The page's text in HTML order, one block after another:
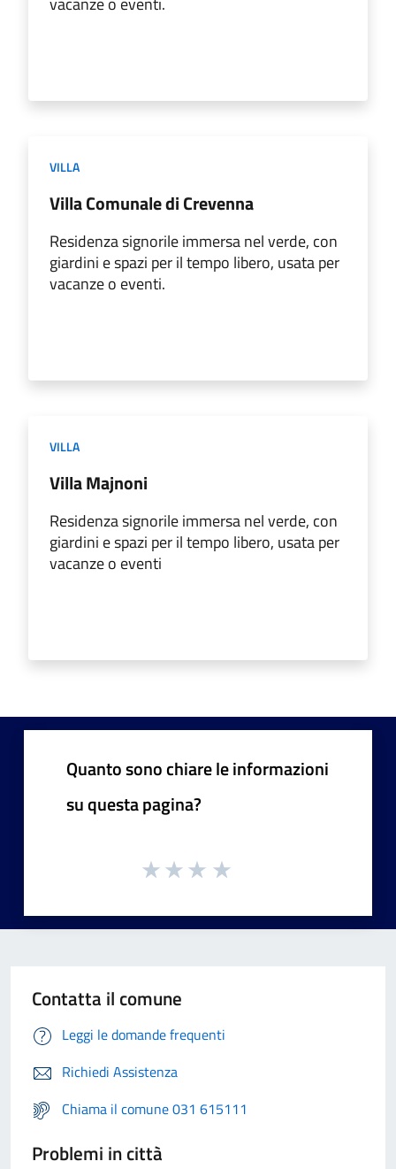
VILLA
Villa Comunale di Crevenna
Residenza signorile immersa nel verde, con
giardini e spazi per il tempo libero, usata per
vacanze o eventi.
VILLA
Villa Majnoni
Residenza signorile immersa nel verde, con
giardini e spazi per il tempo libero, usata per
vacanze o eventi
Quanto sono chiare le informazioni
su questa pagina?
Contatta il comune
Leggi le domande frequenti
Richiedi Assistenza
Chiama il comune 031 615111
Problemi in città